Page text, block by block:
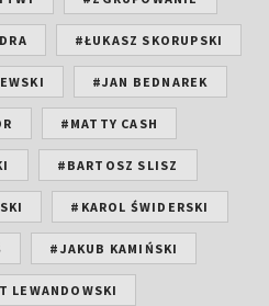
#ŁUKASZ SKORUPSKI
#JAN BEDNAREK
#MATTY CASH
#BARTOSZ SLISZ
#KAROL ŚWIDERSKI
#JAKUB KAMIŃSKI
LEWANDOWSKI